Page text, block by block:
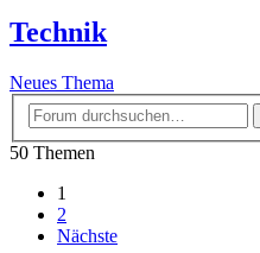
Technik
Neues Thema
50 Themen
1
2
Nächste